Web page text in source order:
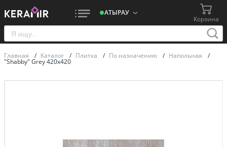
АТЫРАУ
Корзина
Главная / Каталог / Плитка / По назначению / Напольная /
"Shabby" Grey 420х420